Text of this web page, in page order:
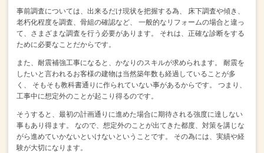
事前調査については、出来るだけ現状を把握する為、
床下調査や傾き、
老朽化程度を調査、骨組の確認など、
一般的なリフォームの場合と違っ
て、さまざまな調査を行う必要があります。
それは、正確な診断をする
ために必要なことだからです。
また、耐震補強工事になると、かなりのスキルが求められます。
耐震を
したいと言われるお客様の建物は当然築年数も経過していることが多
く、
そもそも教科書通りに作られていない事があるからです。
つまり、
工事中に想定外のことが起こり得るのです。
そうすると、最初の計画通りに進めた場合に期待される強度に達しない
事もあり得ます。
なので、想定外のことが出てきた都度、対策を講じな
がら進めていかないといけないということです。
その為には、実績や経
験が大切になります。